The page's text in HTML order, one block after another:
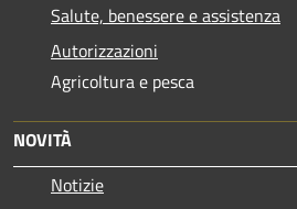
Salute, benessere e assistenza
Autorizzazioni
Agricoltura e pesca
NOVITÀ
Notizie